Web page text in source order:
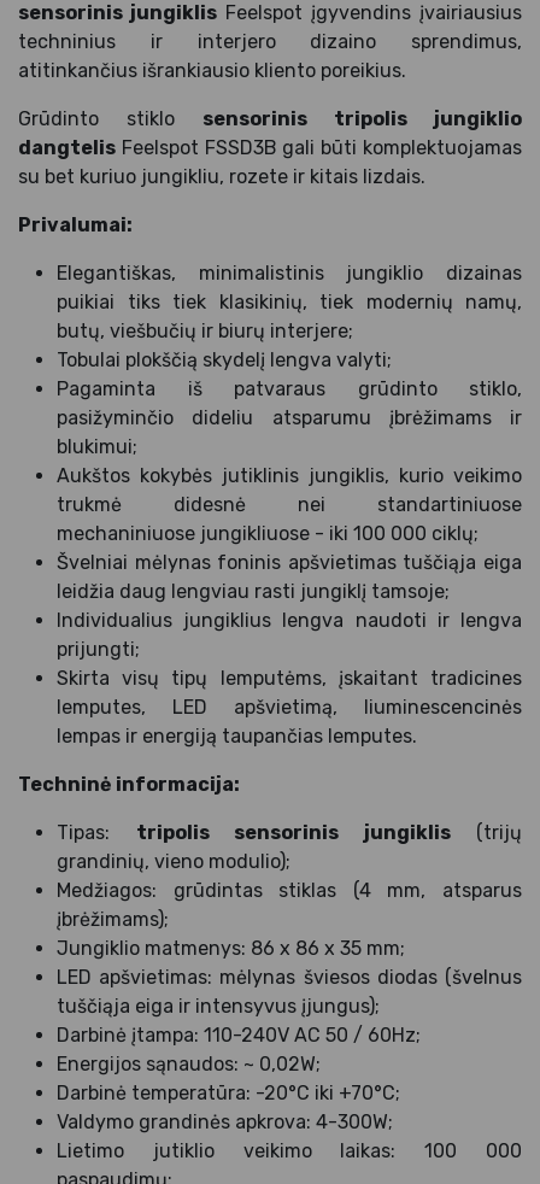
sensorinis jungiklis Feelspot įgyvendins įvairiausius
techninius ir interjero dizaino sprendimus,
atitinkančius išrankiausio kliento poreikius.
Grūdinto stiklo sensorinis tripolis jungiklio
dangtelis Feelspot FSSD3B gali būti komplektuojamas
su bet kuriuo jungikliu, rozete ir kitais lizdais.
Privalumai:
Elegantiškas, minimalistinis jungiklio dizainas
puikiai tiks tiek klasikinių, tiek modernių namų,
butų, viešbučių ir biurų interjere;
Tobulai plokščią skydelį lengva valyti;
Pagaminta iš patvaraus grūdinto stiklo,
pasižyminčio dideliu atsparumu įbrėžimams ir
blukimui;
Aukštos kokybės jutiklinis jungiklis, kurio veikimo
trukmė didesnė nei standartiniuose
mechaniniuose jungikliuose - iki 100 000 ciklų;
Švelniai mėlynas foninis apšvietimas tuščiąja eiga
leidžia daug lengviau rasti jungiklį tamsoje;
Individualius jungiklius lengva naudoti ir lengva
prijungti;
Skirta visų tipų lemputėms, įskaitant tradicines
lemputes, LED apšvietimą, liuminescencinės
lempas ir energiją taupančias lemputes.
Techninė informacija:
Tipas: tripolis sensorinis jungiklis(trijų
grandinių, vieno modulio);
Medžiagos: grūdintas stiklas (4 mm, atsparus
įbrėžimams);
Jungiklio matmenys: 86 x 86 x 35 mm;
LED apšvietimas: mėlynas šviesos diodas (švelnus
tuščiąja eiga ir intensyvus įjungus);
Darbinė įtampa: 110-240V AC 50 / 60Hz;
Energijos sąnaudos: ~ 0,02W;
Darbinė temperatūra: -20°C iki +70°C;
Valdymo grandinės apkrova: 4-300W;
Lietimo jutiklio veikimo laikas: 100 000